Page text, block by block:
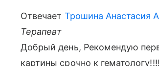
Отвечает Трошина Анастасия
Терапевт
Добрый день, Рекомендую
картины срочно к